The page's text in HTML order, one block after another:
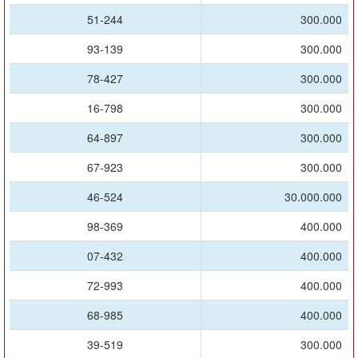
51-244
300.000
93-139
300.000
78-427
300.000
16-798
300.000
64-897
300.000
67-923
300.000
46-524
30.000.000
98-369
400.000
07-432
400.000
72-993
400.000
68-985
400.000
39-519
300.000